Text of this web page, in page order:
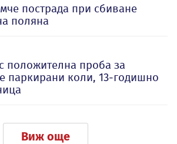
пострада при сбиване
поляна
проба за
паркирани коли, 13-годишно
Виж още